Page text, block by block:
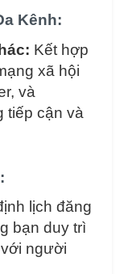
Kênh:
Kết hợp
xã hội
và
tiếp cận và
lịch đăng
bạn duy trì
người